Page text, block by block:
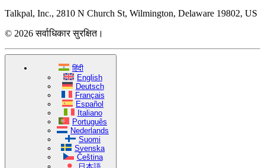
Talkpal, Inc., 2810 N Church St, Wilmington, Delaware 19802, US
© 2026 सर्वाधिकार सुरक्षित।
हिंदी
English
Deutsch
Français
Español
Italiano
Português
Nederlands
Suomi
Svenska
Čeština